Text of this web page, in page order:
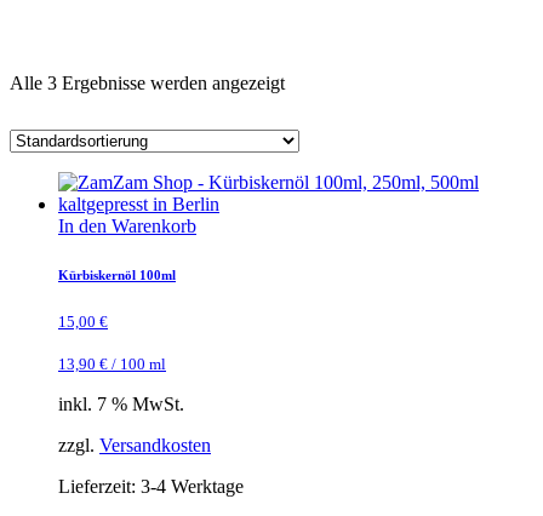
Alle 3 Ergebnisse werden angezeigt
In den Warenkorb
Kürbiskernöl 100ml
15,00 €
13,90 € / 100 ml
inkl. 7 % MwSt.
zzgl. Versandkosten
Lieferzeit: 3-4 Werktage